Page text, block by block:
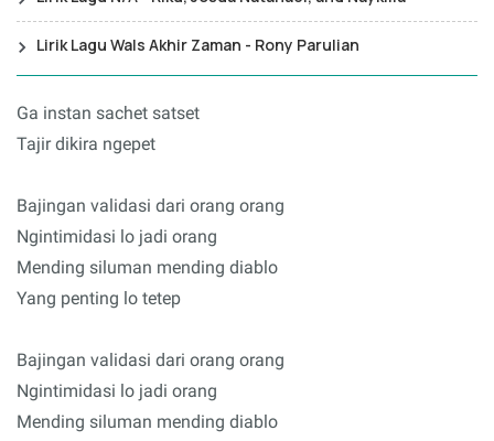
Lirik Lagu Wals Akhir Zaman - Rony Parulian
Ga instan sachet satset
Tajir dikira ngepet
Bajingan validasi dari orang orang
Ngintimidasi lo jadi orang
Mending siluman mending diablo
Yang penting lo tetep
Bajingan validasi dari orang orang
Ngintimidasi lo jadi orang
Mending siluman mending diablo